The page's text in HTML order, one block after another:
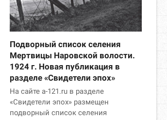
Подворный список селения
Мертвицы Наровской волости.
1924 г. Новая публикация в
разделе «Свидетели эпох»
На сайте a-121.ru в разделе
«Свидетели эпох» размещен
подворный список селения